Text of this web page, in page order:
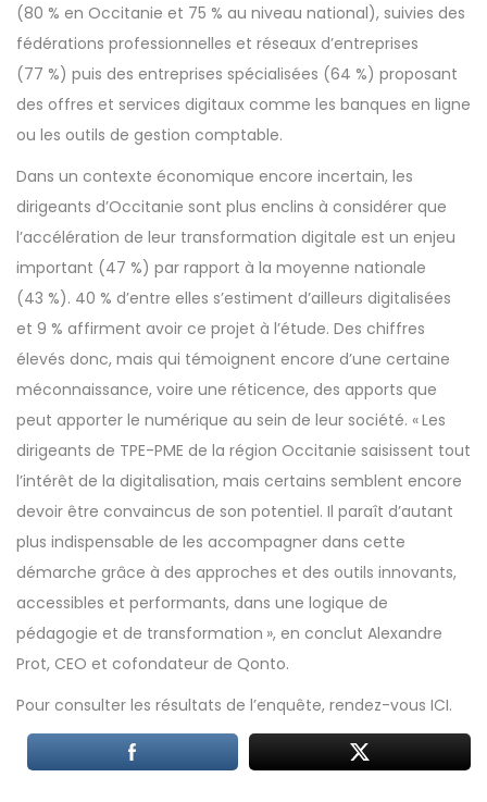
(80 % en Occitanie et 75 % au niveau national), suivies des
fédérations professionnelles et réseaux d’entreprises
(77 %) puis des entreprises spécialisées (64 %) proposant
des offres et services digitaux comme les banques en ligne
ou les outils de gestion comptable.
Dans un contexte économique encore incertain, les
dirigeants d’Occitanie sont plus enclins à considérer que
l’accélération de leur transformation digitale est un enjeu
important (47 %) par rapport à la moyenne nationale
(43 %). 40 % d’entre elles s’estiment d’ailleurs digitalisées
et 9 % affirment avoir ce projet à l’étude. Des chiffres
élevés donc, mais qui témoignent encore d’une certaine
méconnaissance, voire une réticence, des apports que
peut apporter le numérique au sein de leur société. « Les
dirigeants de TPE-PME de la région Occitanie saisissent tout
l’intérêt de la digitalisation, mais certains semblent encore
devoir être convaincus de son potentiel. Il paraît d’autant
plus indispensable de les accompagner dans cette
démarche grâce à des approches et des outils innovants,
accessibles et performants, dans une logique de
pédagogie et de transformation », en conclut Alexandre
Prot, CEO et cofondateur de Qonto.
Pour consulter les résultats de l’enquête, rendez-vous ICI.